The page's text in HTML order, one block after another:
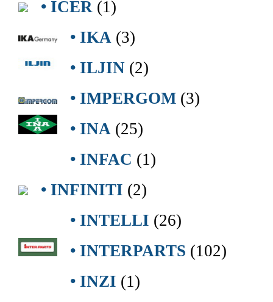
• ICER (1)
• IKA (3)
• ILJIN (2)
• IMPERGOM (3)
• INA (25)
• INFAC (1)
• INFINITI (2)
• INTELLI (26)
• INTERPARTS (102)
• INZI (1)